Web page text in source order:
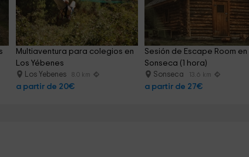
Multiaventura para colegios en
Los Yébenes
Los Yebenes 8.0 km
a partir de 20€
Sesión de Escape Room en
Sonseca (1 hora)
Sonseca 13.6 km
a partir de 27€